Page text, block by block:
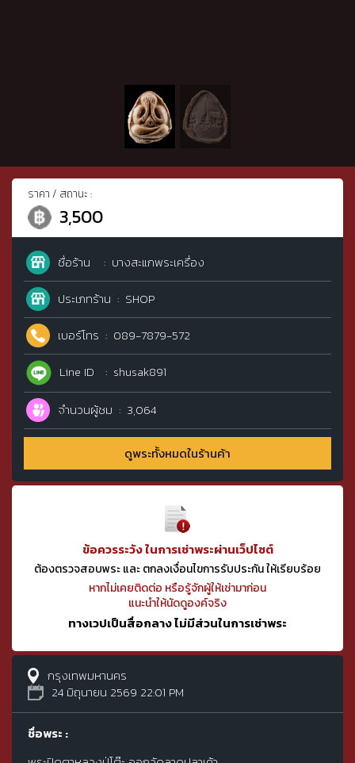
ราคา / สถานะ :
3,500
ชื่อร้าน
บางสะแกพระเครื่อง
ประเภทร้าน
SHOP
เบอร์โทร
089-7879-572
Line ID
shusak891
จำนวนผู้ชม 3,064
ดูพระทั้งหมดในร้านค้า
ข้อควรระวัง ในการเช่าพระผ่านเว็ปไซต์
ต้องตรวจสอบพระ และ ตกลงเงื่อนไขการรับประกัน ให้เรียบร้อย
หากไม่เคยติดต่อ หรือรู้จักผู้ให้เช่ามาก่อน
แนะนำให้นัดดูองค์จริง
ทางเวปเป็นสื่อกลาง ไม่มีส่วนในการเช่าพระ
กรุงเทพมหานคร
24 มิถุนายน 2569 22:01 PM
ชื่อพระ :